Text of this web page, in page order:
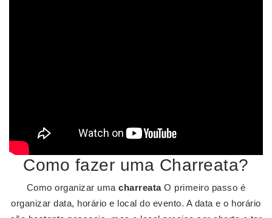
Como fazer uma Charreata?
Como organizar umacharreataO primeiro passo é
organizar data, horário e local do evento. A data e o horário